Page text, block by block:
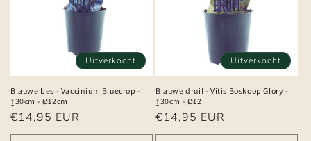
Uitverkocht
Blauwe bes - Vaccinium Bluecrop -
↨30cm - Ø12cm
Normale
prijs
€14,95 EUR
Uitverkocht
Blauwe druif - Vitis Boskoop Glory -
↨30cm - Ø12
Normale
prijs
€14,95 EUR